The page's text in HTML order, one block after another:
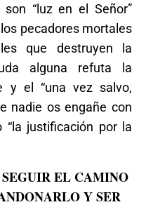
“luz en el Señor”
pecadores mortales
que destruyen la
alguna refuta la
y el “una vez salvo,
nadie os engañe con
“la justificación por la
EL CAMINO
Y SER